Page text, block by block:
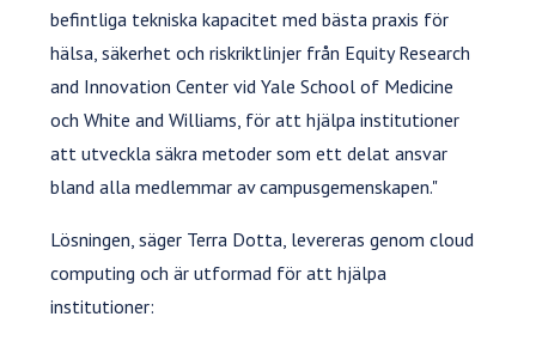
befintliga tekniska kapacitet med bästa praxis för
hälsa, säkerhet och riskriktlinjer från Equity Research
and Innovation Center vid Yale School of Medicine
och White and Williams, för att hjälpa institutioner
att utveckla säkra metoder som ett delat ansvar
bland alla medlemmar av campusgemenskapen."
Lösningen, säger Terra Dotta, levereras genom cloud
computing och är utformad för att hjälpa
institutioner: